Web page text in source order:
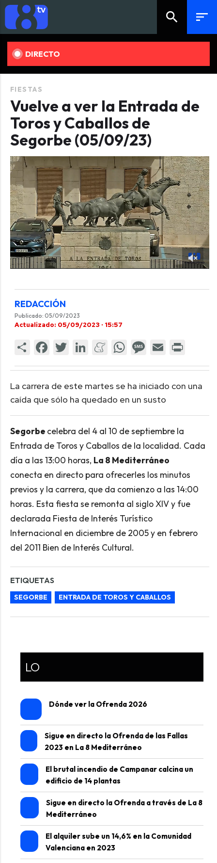
search sort
DIRECTO
FIESTAS
Vuelve a ver la Entrada de
Toros y Caballos de
Segorbe (05/09/23)
REDACCIÓN
Publicado: 05/09/2023
Actualizado: 05/09/2023 · 15:57
La carrera de este martes se ha iniciado con una
caída que sólo ha quedado en un susto
Segorbe celebra del 4 al 10 de septiembre la
Entrada de Toros y Caballos de la localidad. Cada
día a las 13:00 horas, La 8 Mediterráneo
conecta en directo para ofrecerles los minutos
previos y la carrera, que da comienzo a las 14:00
horas. Esta fiesta se remonta al siglo XIV y fue
declarada Fiesta de Interés Turístico
Internacional en diciembre de 2005 y en febrero
del 2011 Bien de Interés Cultural.
ETIQUETAS
SEGORBE ENTRADA DE TOROS Y CABALLOS
LO
Dónde ver la Ofrenda 2026
Sigue en directo la Ofrenda de las Fallas
2023 en La 8 Mediterráneo
El brutal incendio de Campanar calcina un
edificio de 14 plantas
Sigue en directo la Ofrenda a través de La 8
Mediterráneo
El alquiler sube un 14,6% en la Comunidad
Valenciana en 2023